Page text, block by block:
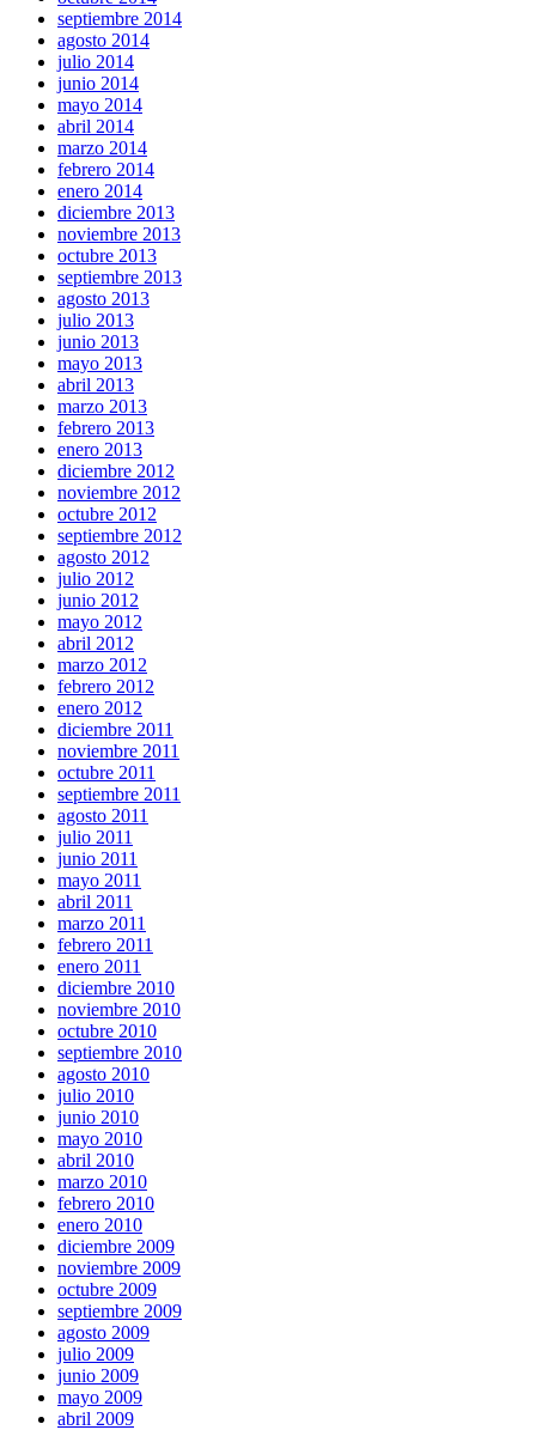
septiembre 2014
agosto 2014
julio 2014
junio 2014
mayo 2014
abril 2014
marzo 2014
febrero 2014
enero 2014
diciembre 2013
noviembre 2013
octubre 2013
septiembre 2013
agosto 2013
julio 2013
junio 2013
mayo 2013
abril 2013
marzo 2013
febrero 2013
enero 2013
diciembre 2012
noviembre 2012
octubre 2012
septiembre 2012
agosto 2012
julio 2012
junio 2012
mayo 2012
abril 2012
marzo 2012
febrero 2012
enero 2012
diciembre 2011
noviembre 2011
octubre 2011
septiembre 2011
agosto 2011
julio 2011
junio 2011
mayo 2011
abril 2011
marzo 2011
febrero 2011
enero 2011
diciembre 2010
noviembre 2010
octubre 2010
septiembre 2010
agosto 2010
julio 2010
junio 2010
mayo 2010
abril 2010
marzo 2010
febrero 2010
enero 2010
diciembre 2009
noviembre 2009
octubre 2009
septiembre 2009
agosto 2009
julio 2009
junio 2009
mayo 2009
abril 2009